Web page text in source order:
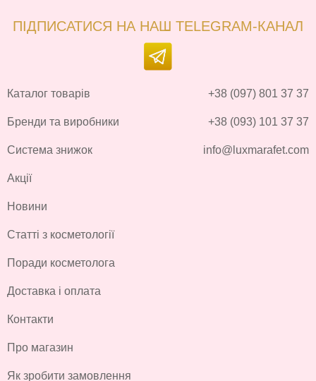
ПІДПИСАТИСЯ НА НАШ TELEGRAM-КАНАЛ
Каталог товарів
Бренди та виробники
Система знижок
Акції
Новини
Статті з косметології
Поради косметолога
Доставка і оплата
Контакти
Про магазин
Як зробити замовлення
+38 (097) 801 37 37
+38 (093) 101 37 37
info@luxmarafet.com